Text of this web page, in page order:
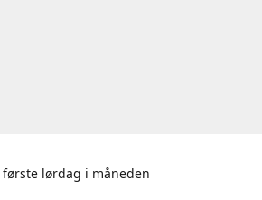
lørdag i måneden